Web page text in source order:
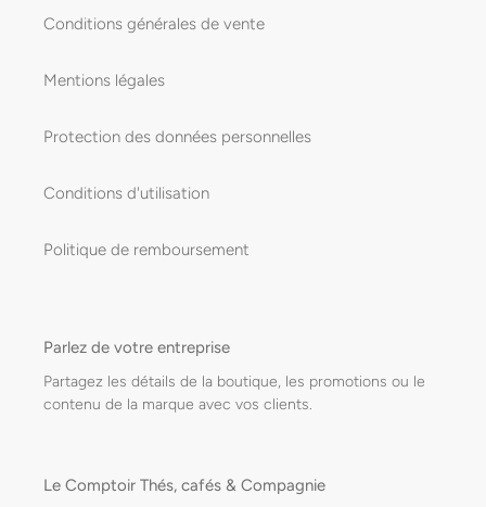
Conditions générales de vente
Mentions légales
Protection des données personnelles
Conditions d'utilisation
Politique de remboursement
Parlez de votre entreprise
Partagez les détails de la boutique, les promotions ou le
contenu de la marque avec vos clients.
Le Comptoir Thés, cafés & Compagnie